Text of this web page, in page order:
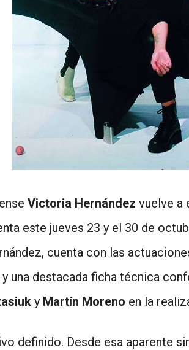
Victoria Hernández vuelve a
este jueves 23 y el 30 de
cuenta con las
y una destacada ficha técnica
y Martín Moreno en la
definido. Desde esa aparente